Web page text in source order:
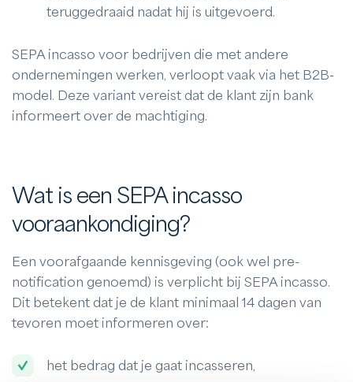
teruggedraaid nadat hij is uitgevoerd.
SEPA incasso voor bedrijven die met andere
ondernemingen werken, verloopt vaak via het B2B-
model. Deze variant vereist dat de klant zijn bank
informeert over de machtiging.
Wat is een SEPA incasso
vooraankondiging?
Een voorafgaande kennisgeving (ook wel pre-
notification genoemd) is verplicht bij SEPA incasso.
Dit betekent dat je de klant minimaal 14 dagen van
tevoren moet informeren over:
het bedrag dat je gaat incasseren,